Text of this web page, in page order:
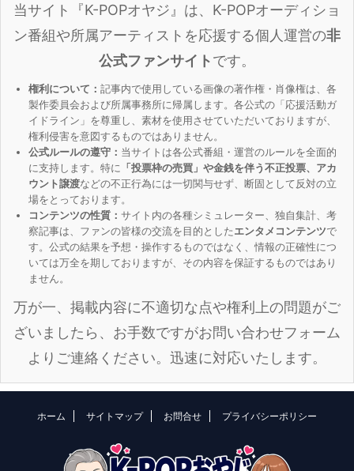
当サイト『K-POPオヤジ』は、K-POPオーディショ
ン番組や所属アーティストを応援する個人運営の非
公式ファンサイトです。
権利について： 記事内で使用している画像の著作権・肖像権は、各
製作委員会および所属事務所に帰属します。各公式の「応援活動ガ
イドライン」を尊重し、素材を使用させていただいておりますが、
権利侵害を意図するものではありません。
公式ルールの遵守： 当サイトは各公式番組・運営のルールを全面的
に支持します。特に 「投票枠の売買」や金銭を伴う不正投票、アカ
ウント譲渡などの不正行為には一切関与せず、断固として反対の立
場をとっております。
コンテンツの性質： サイト内の各種シミュレーター、独自集計、考
察記事は、ファンの皆様の交流を目的とした エンタメコンテンツで
す。公式の結果を予想・操作するものではなく、情報の正確性につ
いては万全を期しておりますが、その内容を保証するものではあり
ません。
万が一、掲載内容に不適切な点や権利上の問題がご
ざいましたら、お手数ですがお問い合わせフォーム
よりご連絡ください。迅速に対応いたします。
ホーム サイトマップ お問合せ プライバシーポリシー